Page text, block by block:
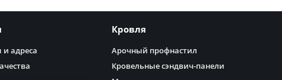
адреса
Кровля
Арочный профнастил
Кровельные сэндвич-панели